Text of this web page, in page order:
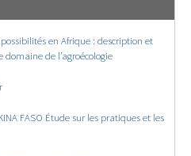
en Afrique : description et
de l’agroécologie
FASO Étude sur les pratiques et les